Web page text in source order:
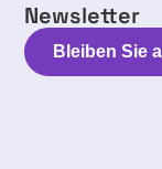
Newsletter
Bleiben Sie